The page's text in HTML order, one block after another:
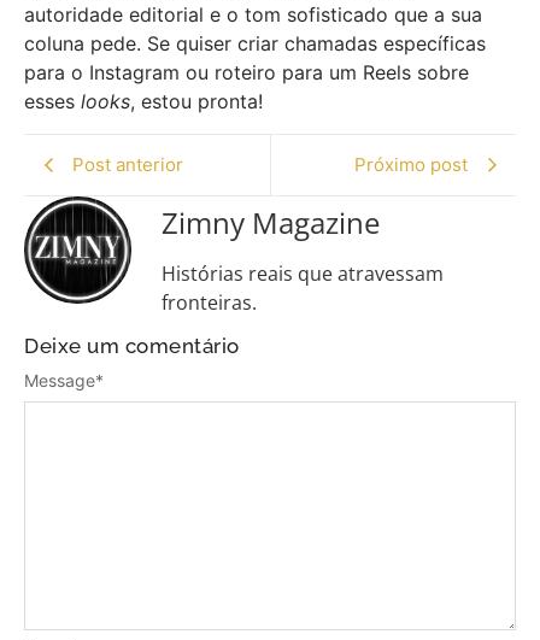
autoridade editorial e o tom sofisticado que a sua
coluna pede. Se quiser criar chamadas específicas
para o Instagram ou roteiro para um Reels sobre
esses looks, estou pronta!
Post anterior Próximo post
Zimny Magazine
Histórias reais que atravessam
fronteiras.
Deixe um comentário
Message*